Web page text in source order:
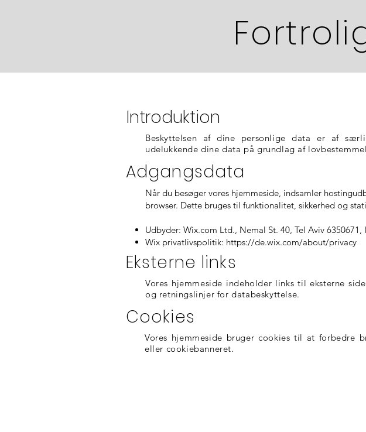
Introduktion
Beskyttelsen af dine personlige data er af
udelukkende dine data på grundlag af
Adgangsdata
Når du besøger vores hjemmeside, indsamler
browser. Dette bruges til funktionalitet, sikkerhed og
Udbyder: Wix.com Ltd., Nemal St. 40, Tel Aviv 6350671,
Wix privatlivspolitik: https://de.wix.com/about/privacy
Eksterne links
Vores hjemmeside indeholder links til eksterne
og retningslinjer for databeskyttelse.
Cookies
Vores hjemmeside bruger cookies til at forbedre
eller cookiebanneret.